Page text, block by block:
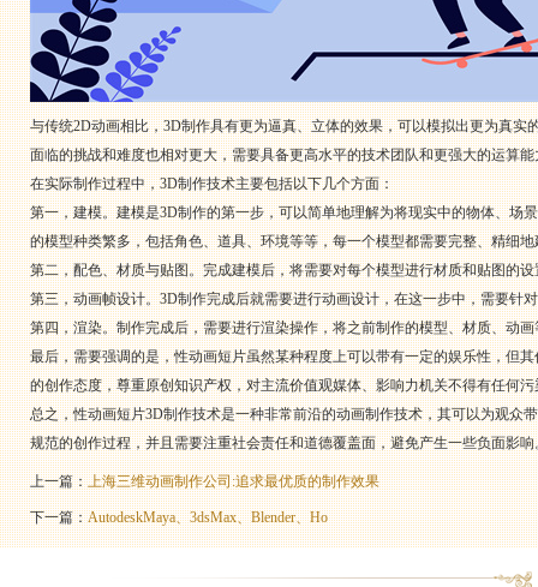
与传统2D动画相比，3D制作具有更为逼真、立体的效果，可以模拟出更为真
面临的挑战和难度也相对更大，需要具备更高水平的技术团队和更强大的运算能
在实际制作过程中，3D制作技术主要包括以下几个方面：
第一，建模。建模是3D制作的第一步，可以简单地理解为将现实中的物体、
的模型种类繁多，包括角色、道具、环境等等，每一个模型都需要完整、精细
第二，配色、材质与贴图。完成建模后，将需要对每个模型进行材质和贴图的
第三，动画帧设计。3D制作完成后就需要进行动画设计，在这一步中，需要
第四，渲染。制作完成后，需要进行渲染操作，将之前制作的模型、材质、动
最后，需要强调的是，性动画短片虽然某种程度上可以带有一定的娱乐性，但
的创作态度，尊重原创知识产权，对主流价值观媒体、影响力机关不得有任何
总之，性动画短片3D制作技术是一种非常前沿的动画制作技术，其可以为观
规范的创作过程，并且需要注重社会责任和道德覆盖面，避免产生一些负面影响
上一篇：上海三维动画制作公司:追求最优质的制作效果
下一篇：AutodeskMaya、3dsMax、Blender、Ho